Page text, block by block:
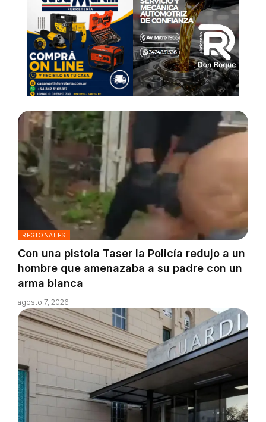
REGIONALES
Con una pistola Taser la Policía redujo a un
hombre que amenazaba a su padre con un
arma blanca
agosto 7, 2026